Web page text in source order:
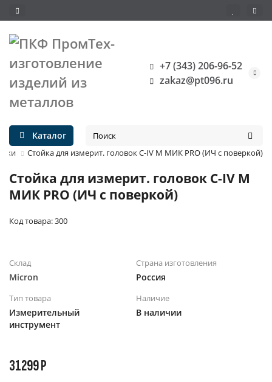
+7 (343) 206-96-52
zakaz@pt096.ru
Каталог
Стойка для измерит. головок С-IV М МИК PRO (ИЧ с поверкой)
Стойка для измерит. головок С-IV М
МИК PRO (ИЧ с поверкой)
Код товара: 300
Склад
Micron
Страна изготовления
Россия
Тип товара
Измерительный
инструмент
Наличие
В наличии
31299 Р